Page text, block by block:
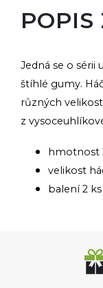
POPIS
Jedná se o sérii
štíhlé gumy.
různých
z
hmotnost
velikost
balení 2 ks